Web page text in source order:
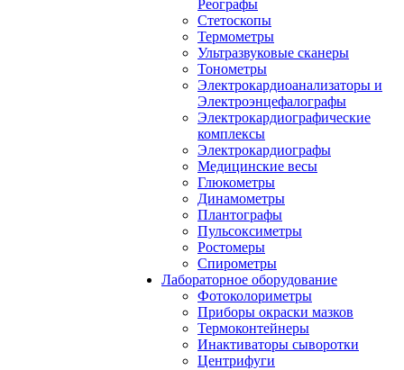
Реографы
Стетоскопы
Термометры
Ультразвуковые сканеры
Тонометры
Электрокардиоанализаторы и
Электроэнцефалографы
Электрокардиографические
комплексы
Электрокардиографы
Медицинские весы
Глюкометры
Динамометры
Плантографы
Пульсоксиметры
Ростомеры
Спирометры
Лабораторное оборудование
Фотоколориметры
Приборы окраски мазков
Термоконтейнеры
Инактиваторы сыворотки
Центрифуги